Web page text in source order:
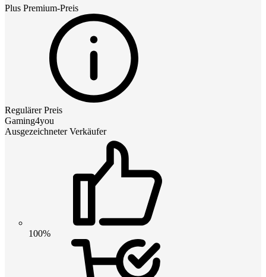
Plus Premium-Preis
Regulärer Preis
Gaming4you
Ausgezeichneter Verkäufer
100%